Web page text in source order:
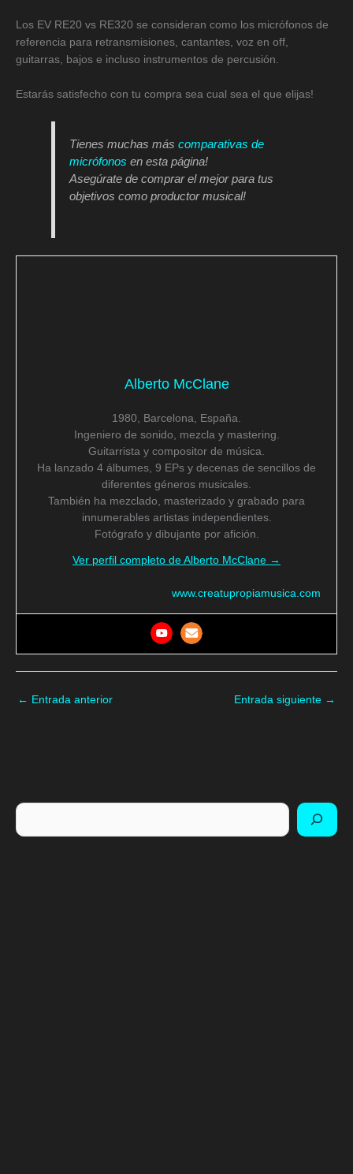
Los EV RE20 vs RE320 se consideran como los micrófonos de
referencia para retransmisiones, cantantes, voz en off,
guitarras, bajos e incluso instrumentos de percusión.
Estarás satisfecho con tu compra sea cual sea el que elijas!
Tienes muchas máscomparativas de
micrófonos en esta página!
Asegúrate de comprar el mejor para tus
objetivos como productor musical!
Alberto McClane
1980, Barcelona, España.
Ingeniero de sonido, mezcla y mastering.
Guitarrista y compositor de música.
Ha lanzado 4 álbumes, 9 EPs y decenas de sencillos de
diferentes géneros musicales.
También ha mezclado, masterizado y grabado para
innumerables artistas independientes.
Fotógrafo y dibujante por afición.
Ver perfil completo de Alberto McClane →
www.creatupropiamusica.com
← Entrada anterior Entrada siguiente →
Buscar